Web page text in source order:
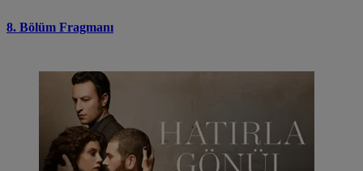
8. Bölüm Fragmanı